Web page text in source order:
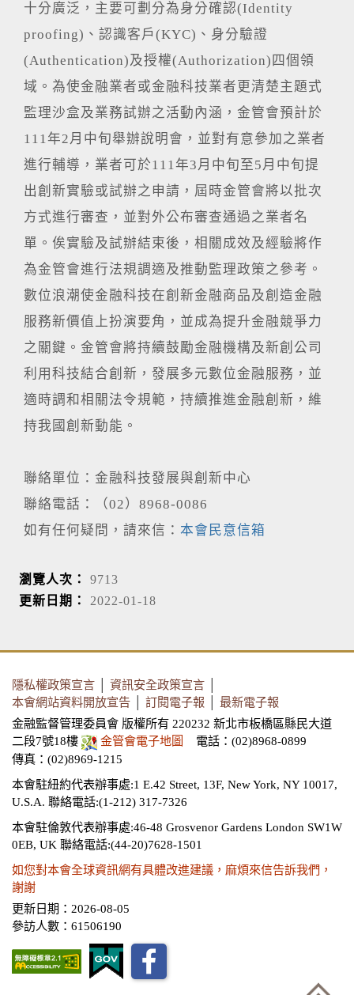
十分廣泛，主要可劃分為身分確認(Identity
proofing)、認識客戶(KYC)、身分驗證
(Authentication)及授權(Authorization)四個領
域。為使金融業者或金融科技業者更清楚主題式
監理沙盒及業務試辦之活動內涵，金管會預計於
111年2月中旬舉辦說明會，並對有意參加之業者
進行輔導，業者可於111年3月中旬至5月中旬提
出創新實驗或試辦之申請，屆時金管會將以批次
方式進行審查，並對外公布審查通過之業者名
單。俟實驗及試辦結束後，相關成效及經驗將作
為金管會進行法規調適及推動監理政策之參考。
數位浪潮使金融科技在創新金融商品及創造金融
服務新價值上扮演要角，並成為提升金融競爭力
之關鍵。金管會將持續鼓勵金融機構及新創公司
利用科技結合創新，發展多元數位金融服務，並
適時調和相關法令規範，持續推進金融創新，維
持我國創新動能。
聯絡單位：金融科技發展與創新中心
聯絡電話：（02）8968-0086
如有任何疑問，請來信： 本會民意信箱
瀏覽人次： 9713
更新日期： 2022-01-18
隱私權政策宣言 資訊安全政策宣言
本會網站資料開放宣告
訂閱電子報
最新電子報
金融監督管理委員會 版權所有 220232 新北市板橋區縣民大道
二段7號18樓
金管會電子地圖
電話：(02)8968-0899
傳真：(02)8969-1215
本會駐紐約代表辦事處:1 E.42 Street, 13F, New York, NY 10017,
U.S.A. 聯絡電話:(1-212) 317-7326
本會駐倫敦代表辦事處:46-48 Grosvenor Gardens London SW1W
0EB, UK 聯絡電話:(44-20)7628-1501
如您對本會全球資訊網有具體改進建議，麻煩來信告訴我們，
謝謝
更新日期：2026-08-05
參訪人數：61506190